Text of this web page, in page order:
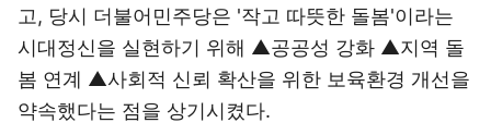
고, 당시 더불어민주당은 '작고 따뜻한 돌봄'이라는
시대정신을 실현하기 위해 ▲공공성 강화 ▲지역 돌
봄 연계 ▲사회적 신뢰 확산을 위한 보육환경 개선을
약속했다는 점을 상기시켰다.